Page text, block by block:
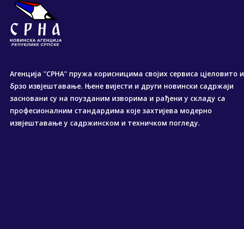
Агенција "СРНА" пружа корисницима својих сервиса цјеловито и
брзо извјештавање. Њене вијести и други новински садржаји
засновани су на поузданим изворима и рађени у складу са
професионалним стандардима које захтијева модерно
извјештавање у садржинском и техничком погледу.